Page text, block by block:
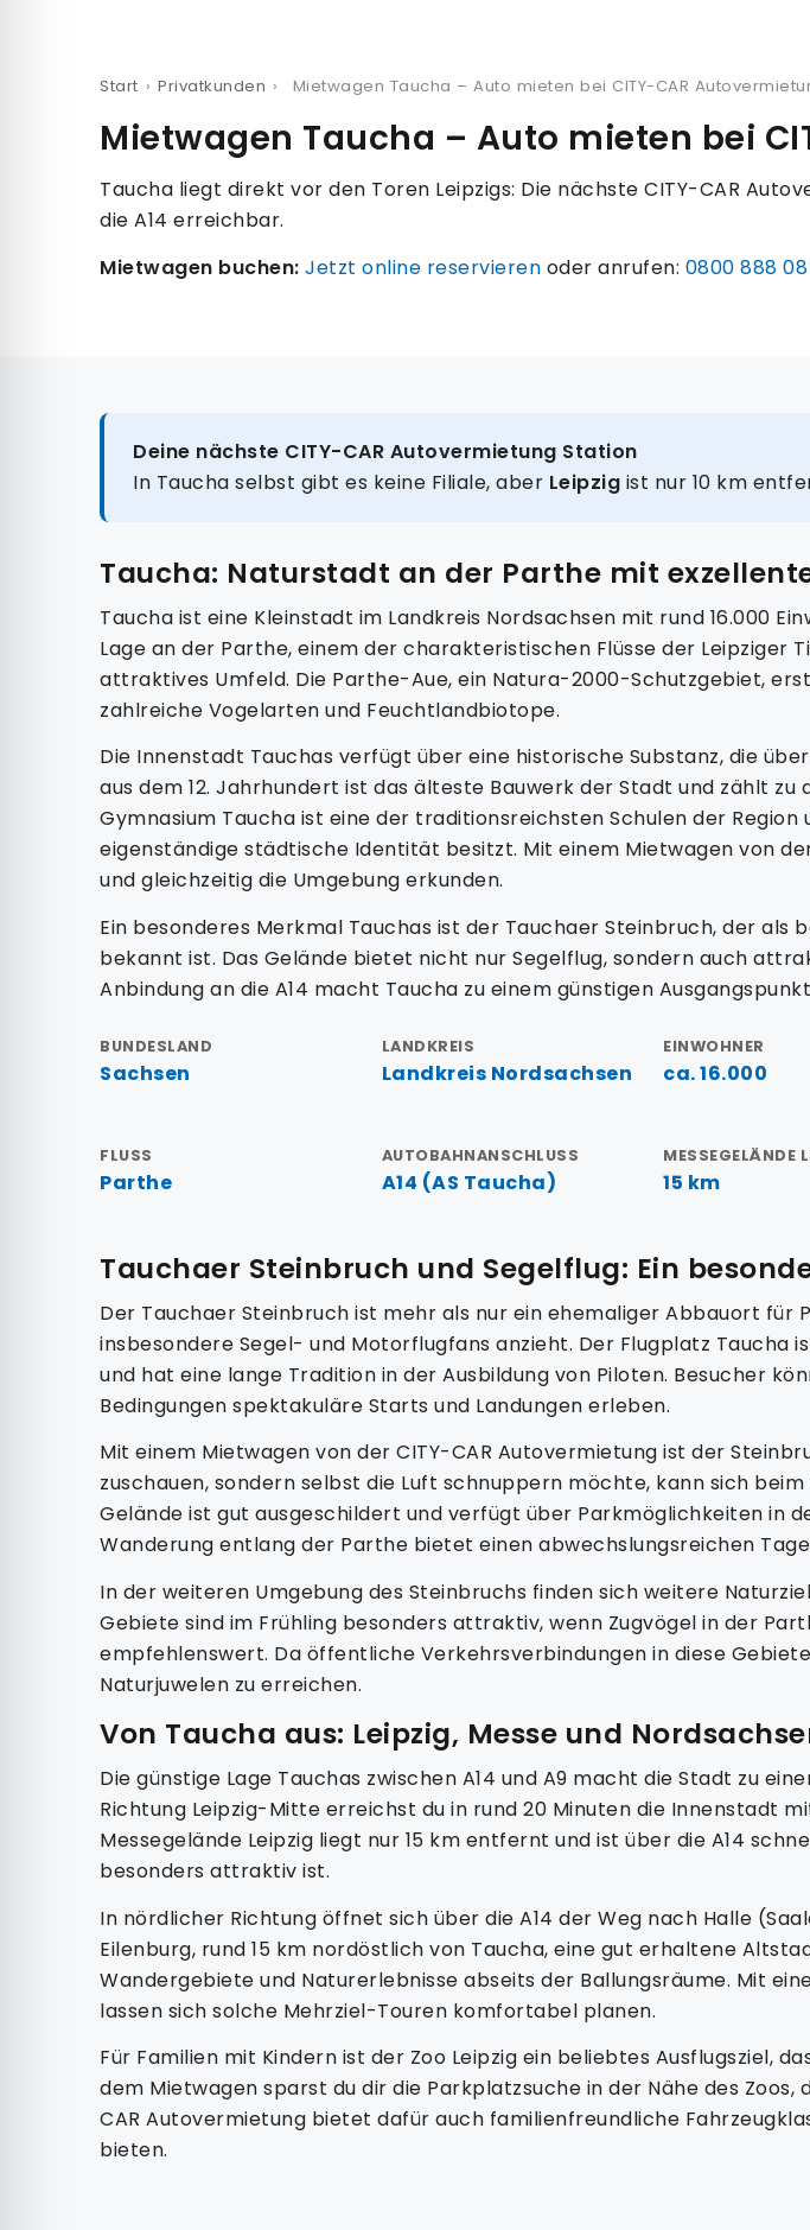
Start › Privatkunden › Mietwagen Taucha – Auto mieten bei CITY-CAR
Mietwagen Taucha – Auto mieten bei
Taucha liegt direkt vor den Toren Leipzigs: Die nächste CITY-CAR
die A14 erreichbar.
Mietwagen buchen: Jetzt online reservieren oder anrufen: 0800 888
Deine nächste CITY-CAR Autovermietung Station
In Taucha selbst gibt es keine Filiale, aber Leipzig ist nur 10 km
Taucha: Naturstadt an der Parthe mit
Taucha ist eine Kleinstadt im Landkreis Nordsachsen mit rund 16.000
Lage an der Parthe, einem der charakteristischen Flüsse der
attraktives Umfeld. Die Parthe-Aue, ein Natura-2000-Schutzgebiet,
zahlreiche Vogelarten und Feuchtlandbiotope.
Die Innenstadt Tauchas verfügt über eine historische Substanz, die
aus dem 12. Jahrhundert ist das älteste Bauwerk der Stadt und zählt
Gymnasium Taucha ist eine der traditionsreichsten Schulen der
eigenständige städtische Identität besitzt. Mit einem Mietwagen von
und gleichzeitig die Umgebung erkunden.
Ein besonderes Merkmal Tauchas ist der Tauchaer Steinbruch, der
bekannt ist. Das Gelände bietet nicht nur Segelflug, sondern auch
Anbindung an die A14 macht Taucha zu einem günstigen
BUNDESLAND
Sachsen
LANDKREIS
Landkreis Nordsachsen
EINWOHNER
ca. 16.000
FLUSS
Parthe
AUTOBAHNANSCHLUSS
A14 (AS Taucha)
MESSEGELÄNDE
15 km
Tauchaer Steinbruch und Segelflug: Ein
Der Tauchaer Steinbruch ist mehr als nur ein ehemaliger Abbauort für
insbesondere Segel- und Motorflugfans anzieht. Der Flugplatz
und hat eine lange Tradition in der Ausbildung von Piloten. Besucher
Bedingungen spektakuläre Starts und Landungen erleben.
Mit einem Mietwagen von der CITY-CAR Autovermietung ist der
zuschauen, sondern selbst die Luft schnuppern möchte, kann sich
Gelände ist gut ausgeschildert und verfügt über Parkmöglichkeiten in
Wanderung entlang der Parthe bietet einen abwechslungsreichen
In der weiteren Umgebung des Steinbruchs finden sich weitere
Gebiete sind im Frühling besonders attraktiv, wenn Zugvögel in der
empfehlenswert. Da öffentliche Verkehrsverbindungen in diese
Naturjuwelen zu erreichen.
Von Taucha aus: Leipzig, Messe und
Die günstige Lage Tauchas zwischen A14 und A9 macht die Stadt zu
Richtung Leipzig-Mitte erreichst du in rund 20 Minuten die Innenstadt
Messegelände Leipzig liegt nur 15 km entfernt und ist über die A14
besonders attraktiv ist.
In nördlicher Richtung öffnet sich über die A14 der Weg nach Halle
Eilenburg, rund 15 km nordöstlich von Taucha, eine gut erhaltene
Wandergebiete und Naturerlebnisse abseits der Ballungsräume. Mit
lassen sich solche Mehrziel-Touren komfortabel planen.
Für Familien mit Kindern ist der Zoo Leipzig ein beliebtes Ausflugsziel,
dem Mietwagen sparst du dir die Parkplatzsuche in der Nähe des
CAR Autovermietung bietet dafür auch familienfreundliche
bieten.